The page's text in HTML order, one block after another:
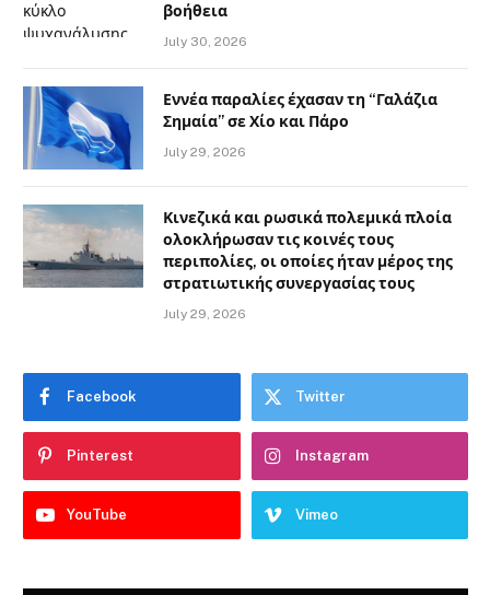
βοήθεια
July 30, 2026
Εννέα παραλίες έχασαν τη “Γαλάζια
Σημαία” σε Χίο και Πάρο
July 29, 2026
Κινεζικά και ρωσικά πολεμικά πλοία
ολοκλήρωσαν τις κοινές τους
περιπολίες, οι οποίες ήταν μέρος της
στρατιωτικής συνεργασίας τους
July 29, 2026
Facebook Twitter
Pinterest Instagram
YouTube Vimeo